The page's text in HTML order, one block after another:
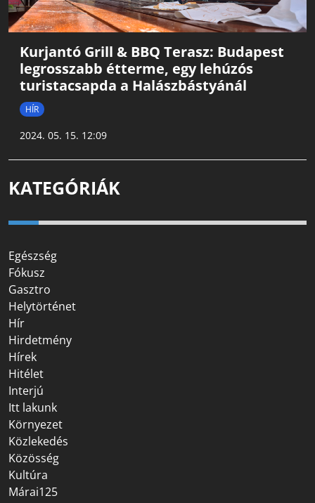
Kurjantó Grill & BBQ Terasz: Budapest
legrosszabb étterme, egy lehúzós
turistacsapda a Halászbástyánál
HÍR
2024. 05. 15. 12:09
KATEGÓRIÁK
Egészség
Fókusz
Gasztro
Helytörténet
Hír
Hirdetmény
Hírek
Hitélet
Interjú
Itt lakunk
Környezet
Közlekedés
Közösség
Kultúra
Márai125